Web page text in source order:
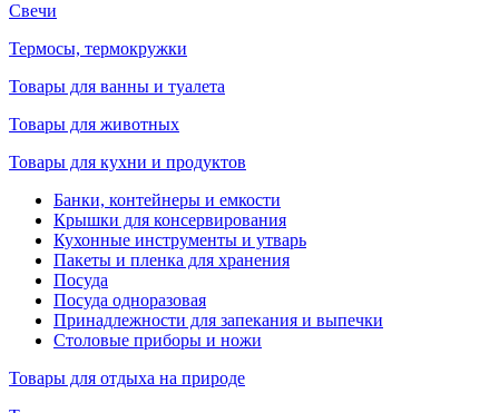
Свечи
Термосы, термокружки
Товары для ванны и туалета
Товары для животных
Товары для кухни и продуктов
Банки, контейнеры и емкости
Крышки для консервирования
Кухонные инструменты и утварь
Пакеты и пленка для хранения
Посуда
Посуда одноразовая
Принадлежности для запекания и выпечки
Столовые приборы и ножи
Товары для отдыха на природе